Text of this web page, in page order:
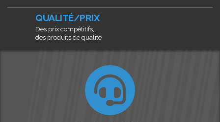
QUALITÉ/PRIX
Des prix compétitifs,
des produits de qualité